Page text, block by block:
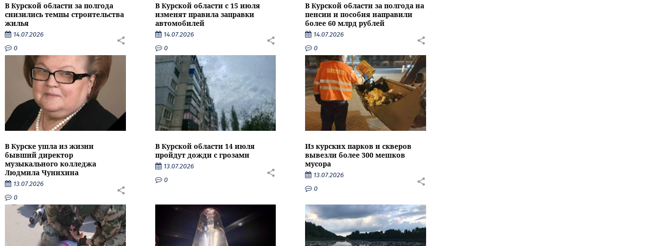
В Курской области за полгода
снизились темпы строительства
жилья
14.07.2026
0
В Курской области с 15 июля
изменят правила заправки
автомобилей
14.07.2026
0
В Курской области за полгода на
пенсии и пособия направили
более 60 млрд рублей
14.07.2026
0
В Курске ушла из жизни
бывший директор
музыкального колледжа
Людмила Чунихина
13.07.2026
0
В Курской области 14 июля
пройдут дожди с грозами
13.07.2026
0
Из курских парков и скверов
вывезли более 300 мешков
мусора
13.07.2026
0